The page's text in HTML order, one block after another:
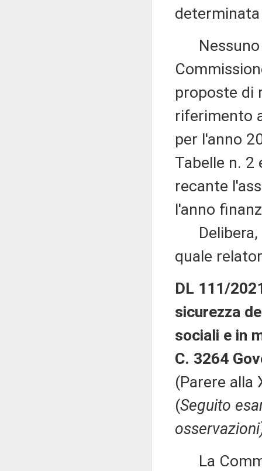
determinata
Nessuno
proposte di
riferimento
per l'anno
Tabelle n. 2
recante
l'anno
Delibera,
quale
DL 111/
sicurezza
sociali e in
C. 3264
(Parere alla
(Seguito
La